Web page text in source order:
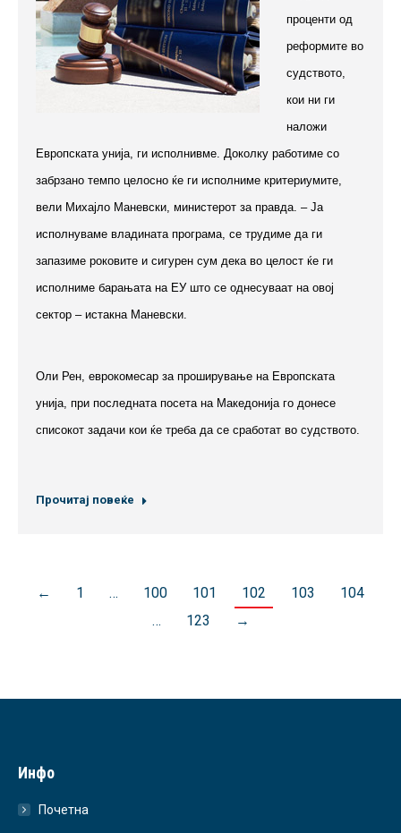
проценти од
реформите во
судството,
кои ни ги
наложи
Европската унија, ги исполнивме. Доколку работиме со
забрзано темпо целосно ќе ги исполниме критериумите,
вели Михајло Маневски, министерот за правда. – Ја
исполнуваме владината програма, се трудиме да ги
запазиме роковите и сигурен сум дека во целост ќе ги
исполниме барањата на ЕУ што се однесуваат на овој
сектор – истакна Маневски.
Оли Рен, еврокомесар за проширување на Европската
унија, при последната посета на Македонија го донесе
списокот задачи кои ќе треба да се сработат во судството.
Прочитај повеќе
← 1 … 100 101 102 103
104
…
123 →
Инфо
Почетна